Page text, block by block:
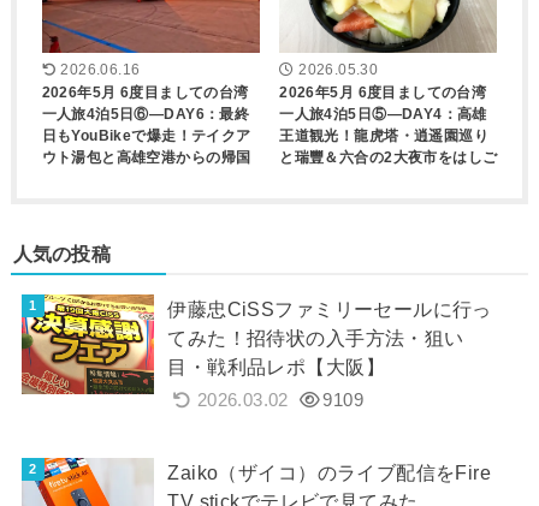
2026.06.16
2026年5月 6度目ましての台湾
一人旅4泊5日⑥―DAY6：最終
日もYouBikeで爆走！テイクア
ウト湯包と高雄空港からの帰国
2026.05.30
2026年5月 6度目ましての台湾
一人旅4泊5日⑤―DAY4：高雄
王道観光！龍虎塔・逍遥園巡り
と瑞豐＆六合の2大夜市をはしご
人気の投稿
伊藤忠CiSSファミリーセールに行っ
てみた！招待状の入手方法・狙い
目・戦利品レポ【大阪】
2026.03.02 9109
Zaiko（ザイコ）のライブ配信をFire
TV stickでテレビで見てみた